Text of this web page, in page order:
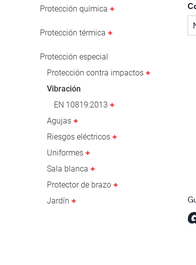
Industria petrolera y
Protección química
Protección térmica
Protección especial
Protección contra impactos
Vibración
EN 10819:2013
Agujas
Riesgos eléctricos
Uniformes
Sala blanca
Protector de brazo
Jardín